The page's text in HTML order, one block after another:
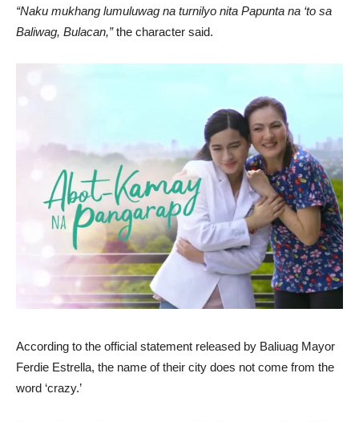
“Naku mukhang lumuluwag na turnilyo nita Papunta na ‘to sa
Baliwag, Bulacan,”the character said.
According to the official statement released by Baliuag Mayor
Ferdie Estrella, the name of their city does not come from the
word ‘crazy.’